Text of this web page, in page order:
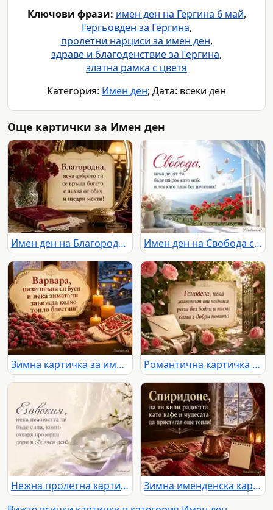
Ключови фрази: имен ден на Гергина 6 май,
Гергьовден за Гергина,
пролетни нарциси за имен ден,
здраве и благоденствие за Гергина,
златна рамка с цветя
Категория: Имен ден; Дата: всеки ден
Още картички за Имен ден
Имен ден на Благородна с бордо карамфили и старинен салон Имен ден на Свобода със светъл балкон, мушката и планински хоризонт
Зимна картичка за имен ден на Варвара със свещи, шевица и заснежено село Романтична картичка за имен ден на Геновева с рози, писмо и слънчева градина
Нежна пролетна картичка за имен ден на Евдокия
Зимна именденска картичка за Спиридон с кафе, канела и топъл празничен уют